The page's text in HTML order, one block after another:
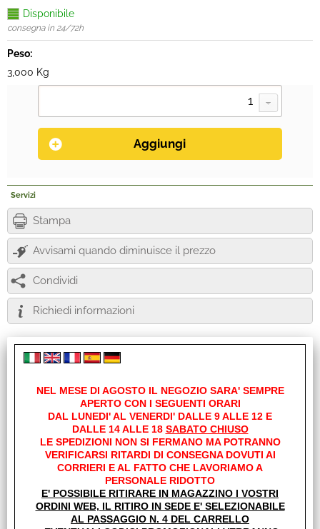
Disponibile
consegna in 24/72h
Peso:
3,000 Kg
Servizi
Stampa
Avvisami quando diminuisce il prezzo
Condividi
Richiedi informazioni
Oscurante per finestra e porta con cerniera. Tela: poliestere.
Telaio: fibra di vetro.
Dim. (LxPxA): 140 x 140 x 205 cm. Peso: 2,7 kg. Long. :
I clienti che hanno acquistato questo prodotto,
NEL MESE DI AGOSTO IL NEGOZIO SARA' SEMPRE
APERTO CON I SEGUENTI ORARI
DAL LUNEDI' AL VENERDI' DALLE 9 ALLE 12 E
DALLE 14 ALLE 18 SABATO CHIUSO
LE SPEDIZIONI NON SI FERMANO MA POTRANNO
VERIFICARSI RITARDI DI CONSEGNA DOVUTI AI
CORRIERI E AL FATTO CHE LAVORIAMO A
PERSONALE RIDOTTO
E' POSSIBILE RITIRARE IN MAGAZZINO I VOSTRI
ORDINI WEB, IL RITIRO IN SEDE E' SELEZIONABILE
AL PASSAGGIO N. 4 DEL CARRELLO